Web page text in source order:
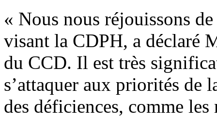
« Nous nous réjouissons
visant la CDPH, a déclaré
du CCD. Il est très
s’attaquer aux priorités de
des déficiences, comme